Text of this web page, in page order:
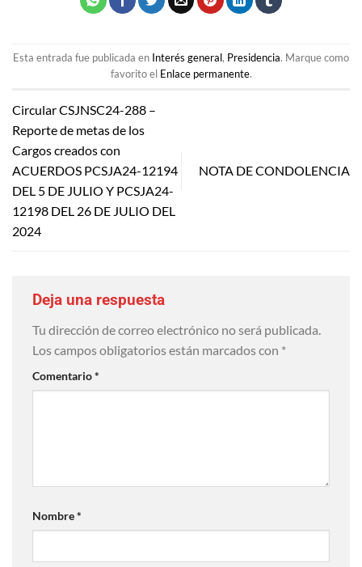
Esta entrada fue publicada en Interés general, Presidencia. Marque como
favorito el Enlace permanente.
Circular CSJNSC24-288 –
Reporte de metas de los
Cargos creados con
ACUERDOS PCSJA24-12194
DEL 5 DE JULIO Y PCSJA24-
12198 DEL 26 DE JULIO DEL
2024
NOTA DE CONDOLENCIA
Deja una respuesta
Tu dirección de correo electrónico no será publicada.
Los campos obligatorios están marcados con *
Comentario*
Nombre*